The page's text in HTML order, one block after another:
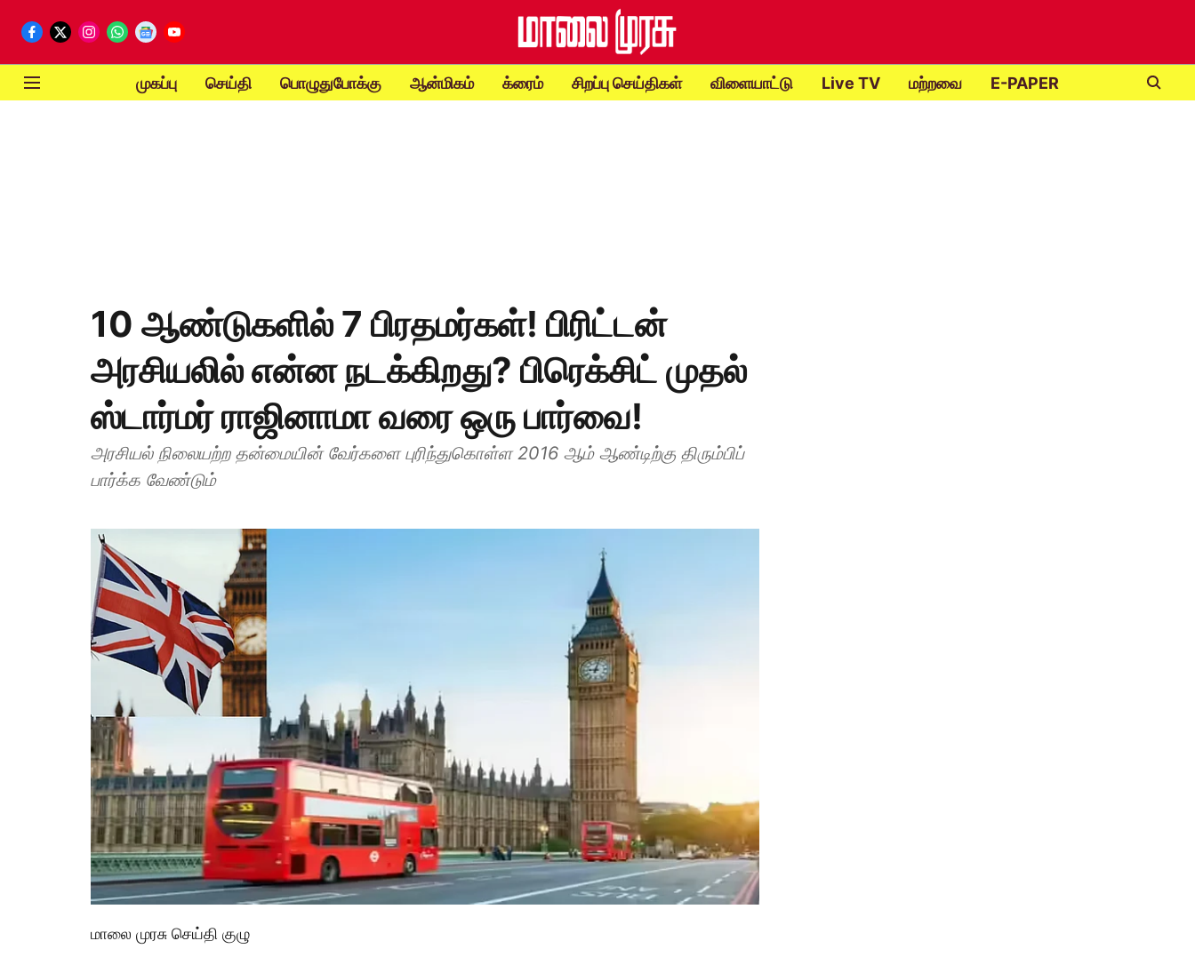
முகப்பு செய்தி பொழுதுபோக்கு ஆன்மிகம் க்ரைம் சிறப்பு செய்திகள் விளையாட்டு Live TV மற்றவை E-PAPER
10 ஆண்டுகளில் 7 பிரதமர்கள்! பிரிட்டன்
அரசியலில் என்ன நடக்கிறது? பிரெக்சிட் முதல்
ஸ்டார்மர் ராஜினாமா வரை ஒரு பார்வை!
அரசியல் நிலையற்ற தன்மையின் வேர்களை புரிந்துகொள்ள 2016 ஆம் ஆண்டிற்கு திரும்பிப்
பார்க்க வேண்டும்
மாலை முரசு செய்தி குழு